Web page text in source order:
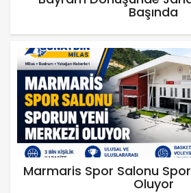
Başında
Marmaris Spor Salonu
Oluyor